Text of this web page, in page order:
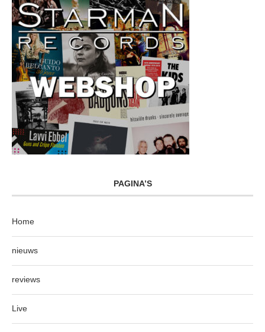
PAGINA’S
Home
nieuws
reviews
Live